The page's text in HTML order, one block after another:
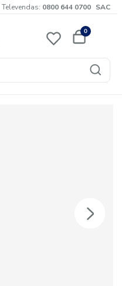
Televendas: 0800 644 0700 SAC
0